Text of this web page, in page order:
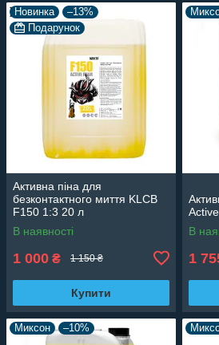
Новинка
–13%
Подарунок
Активна піна для
безконтактного миття KLCB
F150 1:3 20 л
В наявності
1 000 ₴ 1 150 ₴
Купити
В
1
Миксон –10%